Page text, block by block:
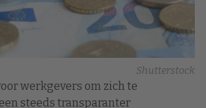
Shutterstock
werkgevers om zich te
steeds transparanter